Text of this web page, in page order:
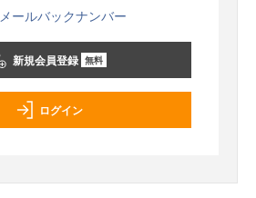
メールバックナンバー
新規会員登録 無料
ログイン